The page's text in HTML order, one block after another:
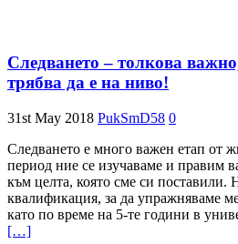
Следването – толкова
трябва да е на ниво!
31st May 2018 PukSmD58 0
Следването е много важен етап от
период ние се изучаваме и правим
към целта, която сме си поставили.
квалификация, за да упражняваме
като по време на 5-те години в
[…]